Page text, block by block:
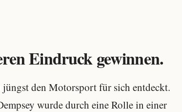
Eindruck gewinnen.
den Motorsport für sich entdeckt.
wurde durch eine Rolle in einer